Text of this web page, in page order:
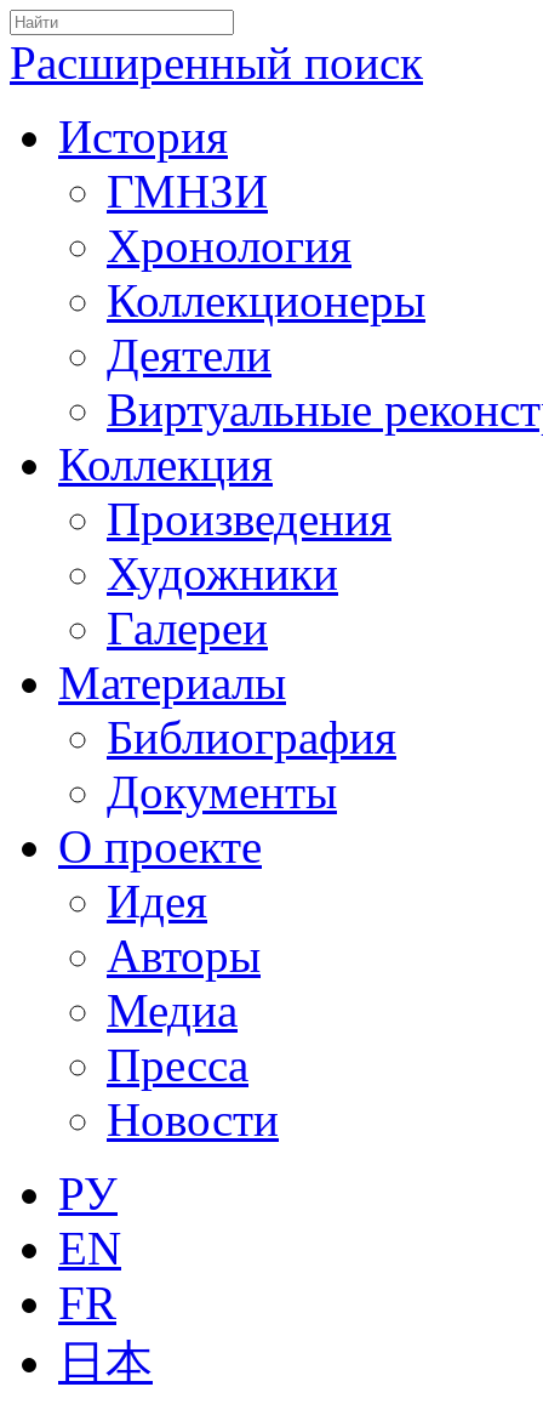
Расширенный поиск
История
ГМНЗИ
Хронология
Коллекционеры
Деятели
Виртуальные
Коллекция
Произведения
Художники
Галереи
Материалы
Библиография
Документы
О проекте
Идея
Авторы
Медиа
Пресса
Новости
РУ
EN
FR
日本